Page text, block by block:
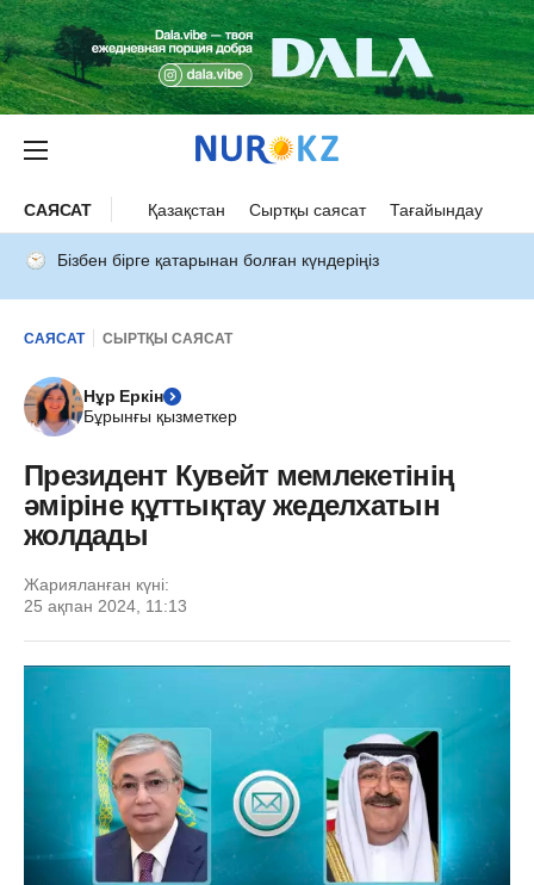
САЯСАТ Қазақстан Сыртқы саясат Тағайындау
Бізбен бірге қатарынан болған күндеріңіз
САЯСАТ СЫРТҚЫ САЯСАТ
Нұр Еркін
Бұрынғы қызметкер
Президент Кувейт мемлекетінің
әміріне құттықтау жеделхатын
жолдады
Жарияланған күні:
25 ақпан 2024, 11:13